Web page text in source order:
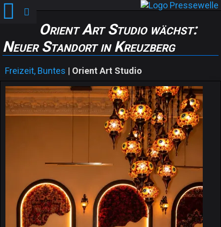
Orient Art Studio wächst:
Neuer Standort in Kreuzberg
Freizeit, Buntes | Orient Art Studio